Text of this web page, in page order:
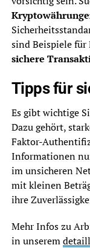
sind Beispiele
sichere
Tipps für
Es gibt wichtige
Dazu gehört,
Faktor-
Informationen
im unsicheren
mit kleinen
ihre
Mehr Infos zu
in unserem